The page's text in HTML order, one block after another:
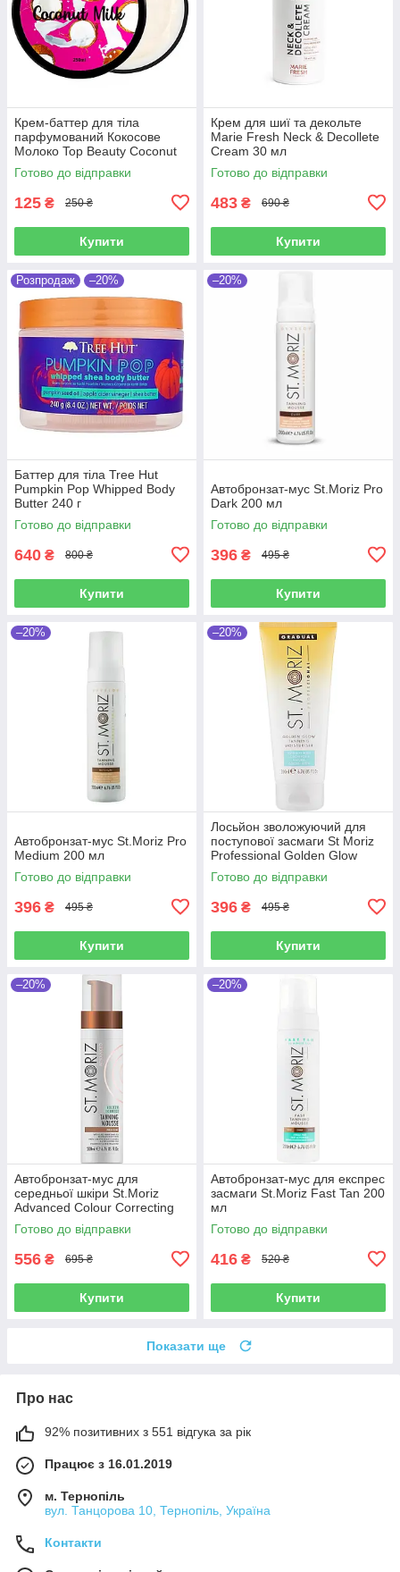
Крем-баттер для тіла
парфумований Кокосове
Молоко Top Beauty Coconut
Milk 250 мл
Готово до відправки
125 ₴ 250 ₴
Купити
Крем для шиї та декольте
Marie Fresh Neck & Decollete
Cream 30 мл
Готово до відправки
483 ₴ 690 ₴
Купити
Розпродаж –20%
Баттер для тіла Tree Hut
Pumpkin Pop Whipped Body
Butter 240 г
Готово до відправки
640 ₴ 800 ₴
Купити
–20%
Автобронзат-мус St.Moriz Pro
Dark 200 мл
Готово до відправки
396 ₴ 495 ₴
Купити
–20%
Автобронзат-мус St.Moriz Pro
Medium 200 мл
Готово до відправки
396 ₴ 495 ₴
Купити
–20%
Лосьйон зволожуючий для
поступової засмаги St Moriz
Professional Golden Glow
Tanning Moisturiser 200 мл
Готово до відправки
396 ₴ 495 ₴
Купити
–20%
Автобронзат-мус для
середньої шкіри St.Moriz
Advanced Colour Correcting
Mousse Medium 200 мл
Готово до відправки
556 ₴ 695 ₴
Купити
–20%
Автобронзат-мус для експрес
засмаги St.Moriz Fast Tan 200
мл
Готово до відправки
416 ₴ 520 ₴
Купити
Показати ще
Про нас
92% позитивних з 551 відгука за рік
Працює з 16.01.2019
м. Тернопіль
вул. Танцорова 10, Тернопіль, Україна
Контакти